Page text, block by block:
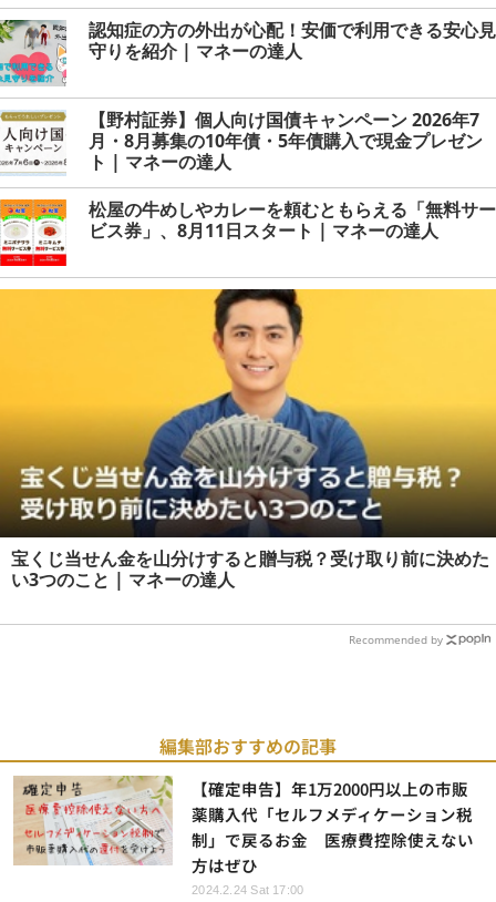
認知症の方の外出が心配！安価で利用できる安心見
守りを紹介 | マネーの達人
【野村証券】個人向け国債キャンペーン 2026年7
月・8月募集の10年債・5年債購入で現金プレゼン
ト | マネーの達人
松屋の牛めしやカレーを頼むともらえる「無料サー
ビス券」、8月11日スタート | マネーの達人
宝くじ当せん金を山分けすると贈与税？受け取り前に決めた
い3つのこと | マネーの達人
Recommended by
編集部おすすめの記事
【確定申告】年1万2000円以上の市販
薬購入代「セルフメディケーション税
制」で戻るお金 医療費控除使えない
方はぜひ
2024.2.24 Sat 17:00